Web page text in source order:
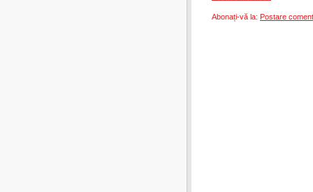
Abonați-vă la: Postare